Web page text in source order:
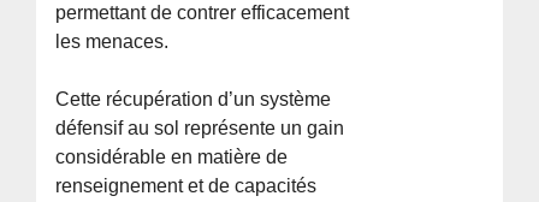
permettant de contrer efficacement
les menaces.
Cette récupération d’un système
défensif au sol représente un gain
considérable en matière de
renseignement et de capacités